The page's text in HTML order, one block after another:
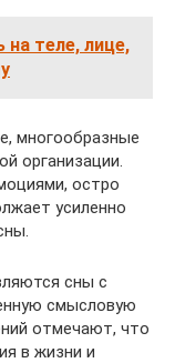
на теле, лице,
многообразные
организации.
остро
усиленно
сны с
смысловую
отмечают, что
в жизни и